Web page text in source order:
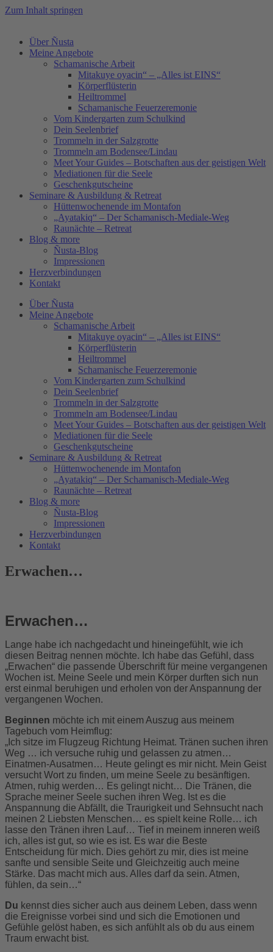
Zum Inhalt springen
Über Ñusta
Meine Angebote
Schamanische Arbeit
Mitakuye oyacin“ – „Alles ist EINS“
Körperflüsterin
Heiltrommel
Schamanische Feuerzeremonie
Vom Kindergarten zum Schulkind
Dein Seelenbrief
Trommeln in der Salzgrotte
Trommeln am Bodensee/Lindau
Meet Your Guides – Botschaften aus der geistigen Welt
Mediationen für die Seele
Geschenkgutscheine
Seminare & Ausbildung & Retreat
Hüttenwochenende im Montafon
„Ayatakiq“ – Der Schamanisch-Mediale-Weg
Raunächte – Retreat
Blog & more
Ñusta-Blog
Impressionen
Herzverbindungen
Kontakt
Über Ñusta
Meine Angebote
Schamanische Arbeit
Mitakuye oyacin“ – „Alles ist EINS“
Körperflüsterin
Heiltrommel
Schamanische Feuerzeremonie
Vom Kindergarten zum Schulkind
Dein Seelenbrief
Trommeln in der Salzgrotte
Trommeln am Bodensee/Lindau
Meet Your Guides – Botschaften aus der geistigen Welt
Mediationen für die Seele
Geschenkgutscheine
Seminare & Ausbildung & Retreat
Hüttenwochenende im Montafon
„Ayatakiq“ – Der Schamanisch-Mediale-Weg
Raunächte – Retreat
Blog & more
Ñusta-Blog
Impressionen
Herzverbindungen
Kontakt
Erwachen…
Erwachen…
Lange habe ich nachgedacht und hineingefühlt, wie ich
diesen Beitrag nennen möchte. Ich habe das Gefühl, dass
„Erwachen“ die passende Überschrift für meine vergangenen
Wochen ist. Meine Seele und mein Körper durften sich nun
erst einmal beruhigen und erholen von der Anspannung der
vergangenen Wochen.
Beginnen möchte ich mit einem Auszug aus meinem
Tagebuch vom Heimflug:
„Ich sitze im Flugzeug Richtung Heimat. Tränen suchen ihren
Weg … ich versuche ruhig und gelassen zu atmen…
Einatmen-Ausatmen… Heute gelingt es mir nicht. Mein Geist
versucht Wort zu finden, um meine Seele zu besänftigen.
Atmen, ruhig werden… Es gelingt nicht… Die Tränen, die
Sprache meiner Seele suchen ihren Weg. Ist es die
Anspannung die Abfällt, die Traurigkeit und Sehnsucht nach
meinen 2 Liebsten Menschen… es spielt keine Rolle… ich
lasse den Tränen ihren Lauf… Tief in meinem inneren weiß
ich, alles ist gut, so wie es ist. Es war die Beste
Entscheidung für mich. Dies gehört zu mir, dies ist meine
sanfte und sensible Seite und Gleichzeitig auch meine
Stärke. Das macht mich aus. Alles darf da sein. Atmen,
fühlen, da sein…“
Du kennst dies sicher auch aus deinem Leben, dass wenn
die Ereignisse vorbei sind und sich die Emotionen und
Gefühle gelöst haben, es sich anfühlt als ob du aus einem
Traum erwacht bist.